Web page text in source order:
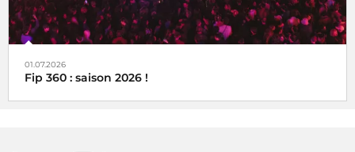
01.07.2026
Fip 360 : saison 2026 !